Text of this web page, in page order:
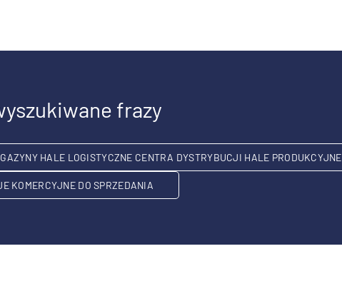
frazy
HALE LOGISTYCZNE CENTRA DYSTRYBUCJI HALE PRODUKCYJNE
KOMERCYJNE DO SPRZEDANIA